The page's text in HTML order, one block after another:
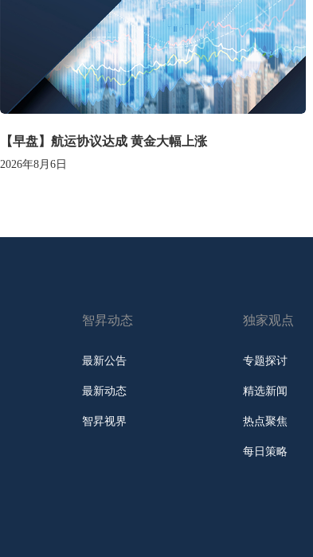
【早盘】航运协议达成 黄金大幅上涨
2026年8月6日
智昇动态
最新公告
最新动态
智昇视界
独家观点
专题探讨
精选新闻
热点聚焦
每日策略